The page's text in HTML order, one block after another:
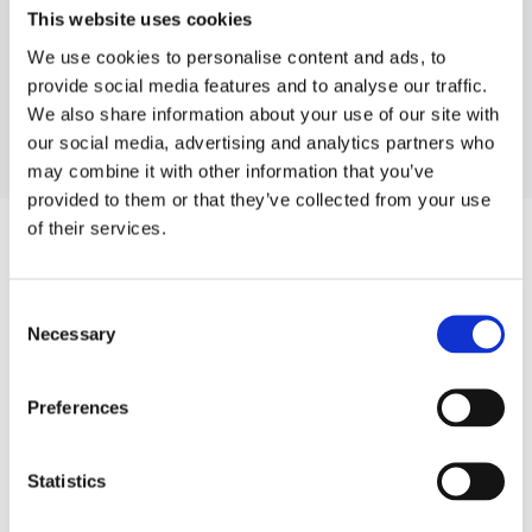
This website uses cookies
We use cookies to personalise content and ads, to
provide social media features and to analyse our traffic.
We also share information about your use of our site with
our social media, advertising and analytics partners who
may combine it with other information that you’ve
provided to them or that they’ve collected from your use
of their services.
Selection
Necessary
Preferences
Statistics
A2
Mehr anzeigen
ERSATZTEILE FÜR MITSUBISHI GALANT
Klimaanlagen (26)